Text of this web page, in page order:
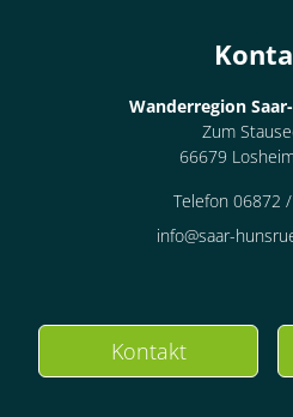
Wanderregion
Zum
66679
Telefon 06872
info@saar-
Kontakt